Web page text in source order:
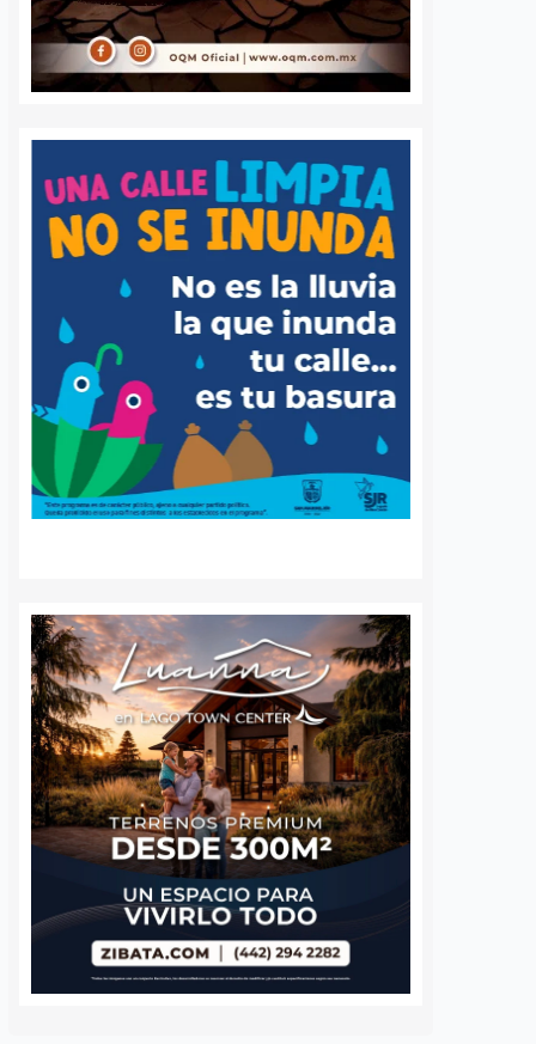
6 agosto, 2026
mantiene sin
de vandalismo ni
la coordinadora
La funcionaria
aunque…
Rodrigo Mérida 6 agosto, 2026
La Fiscalía General del Estado de
Querétaro obtuvo la vinculación a
delito de homicidio calificado,
derivado de hechos ocurridos en
mayo de 2026…
Van contra los
“gandallas” que se
estacionan en lugar
de discapacitados en
plazas; presentan
iniciativa en
Querétaro
4 agosto, 2026 Daniel Rico
Sin broncas en
Corregidora:
operativo por el
Querétaro vs
termina con
blanco